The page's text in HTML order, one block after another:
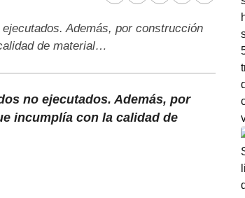
Además, por construcción
de material…
no ejecutados. Además, por
incumplía con la calidad de